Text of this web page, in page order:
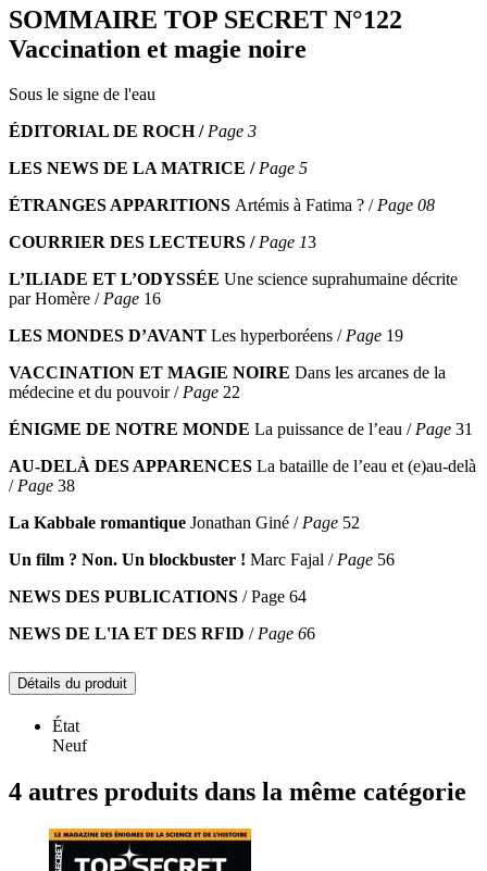
SOMMAIRE TOP SECRET N°122
Vaccination et magie noire
Sous le signe de l'eau
ÉDITORIAL DE ROCH /Page 3
LES NEWS DE LA MATRICE /Page 5
ÉTRANGES APPARITIONS Artémis à Fatima ? /Page 08
COURRIER DES LECTEURS /Page 13
L’ILIADE ET L’ODYSSÉE Une science suprahumaine décrite
par Homère /Page 16
LES MONDES D’AVANT Les hyperboréens /Page 19
VACCINATION ET MAGIE NOIRE Dans les arcanes de la
médecine et du pouvoir /Page 22
ÉNIGME DE NOTRE MONDE La puissance de l’eau /Page 31
AU-DELÀ DES APPARENCES La bataille de l’eau et (e)au-delà
/Page 38
La Kabbale romantique Jonathan Giné /Page 52
Un film ? Non. Un blockbuster ! Marc Fajal /Page 56
NEWS DES PUBLICATIONS / Page 64
NEWS DE L'IA ET DES RFID /Page 66
Détails du produit
État
Neuf
4 autres produits dans la même catégorie